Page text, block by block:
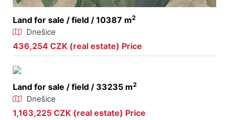
Land for sale / field / 10387 m2
Dnešice
436,254 CZK (real estate) Price
Land for sale / field / 33235 m2
Dnešice
1,163,225 CZK (real estate) Price